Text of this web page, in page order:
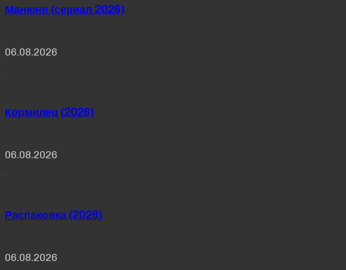
Манюня (сериал 2026)
06.08.2026
Кормилец (2026)
06.08.2026
Распаковка (2026)
06.08.2026